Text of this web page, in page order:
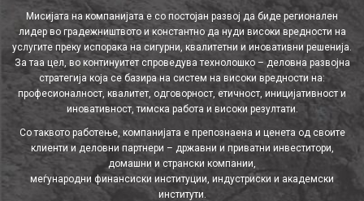
Мисијата на компанијата е со постојан развој да биде регионален
лидер во градежништвото и константно да нуди високи вредности на
услугите преку испорака на сигурни, квалитетни и иновативни решенија.
За таа цел, во континуитет спроведува технолошко – деловна развојна
стратегија која се базира на систем на високи вредности на:
професионалност, квалитет, одговорност, етичност, иницијативност и
иновативност, тимска работа и високи резултати.
Со таквото работење, компанијата е препознаена и ценета од своите
клиенти и деловни партнери – државни и приватни инвеститори,
домашни и странски компании,
меѓународни финансиски институции, индустриски и академски
институти.